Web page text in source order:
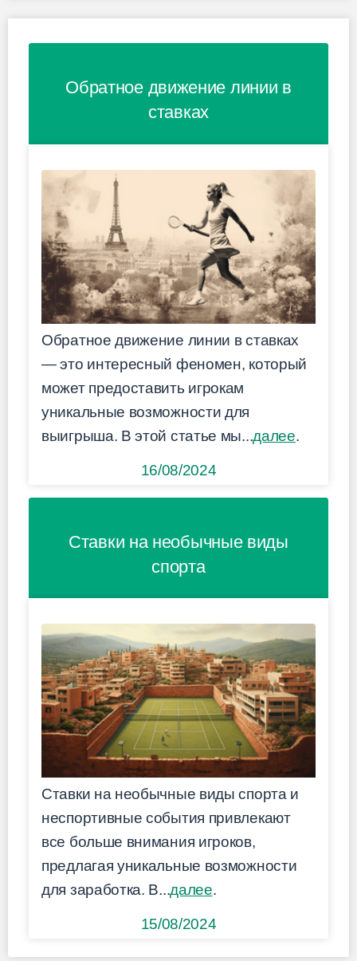
Обратное движение линии в
ставках
Обратное движение линии в ставках
— это интересный феномен, который
может предоставить игрокам
уникальные возможности для
выигрыша. В этой статье мы...далее.
16/08/2024
Ставки на необычные виды
спорта
Ставки на необычные виды спорта и
неспортивные события привлекают
все больше внимания игроков,
предлагая уникальные возможности
для заработка. В...далее.
15/08/2024